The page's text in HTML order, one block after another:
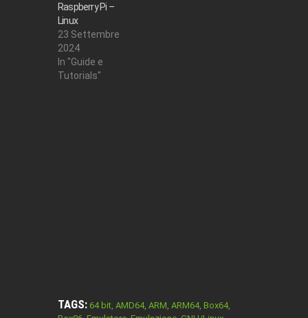
Raspberry Pi –
Linux
23 Settembre
2024
In "Guide e
Tutorials"
TAGS: 64 bit, AMD64, ARM, ARM64, Box64,